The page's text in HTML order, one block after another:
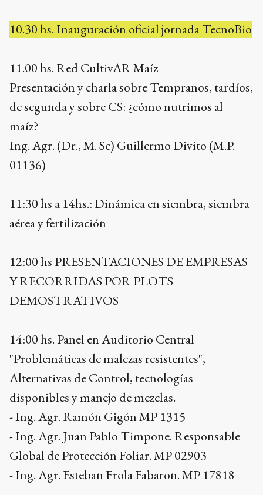
10.30 hs. Inauguración oficial jornada TecnoBio
11.00 hs. Red CultivAR Maíz
Presentación y charla sobre Tempranos, tardíos,
de segunda y sobre CS: ¿cómo nutrimos al
maíz?
Ing. Agr. (Dr., M. Sc) Guillermo Divito (M.P.
01136)
11:30 hs a 14hs.: Dinámica en siembra, siembra
aérea y fertilización
12:00 hs PRESENTACIONES DE EMPRESAS
Y RECORRIDAS POR PLOTS
DEMOSTRATIVOS
14:00 hs. Panel en Auditorio Central
"Problemáticas de malezas resistentes",
Alternativas de Control, tecnologías
disponibles y manejo de mezclas.
- Ing. Agr. Ramón Gigón MP 1315
- Ing. Agr. Juan Pablo Timpone. Responsable
Global de Protección Foliar. MP 02903
- Ing. Agr. Esteban Frola Fabaron. MP 17818